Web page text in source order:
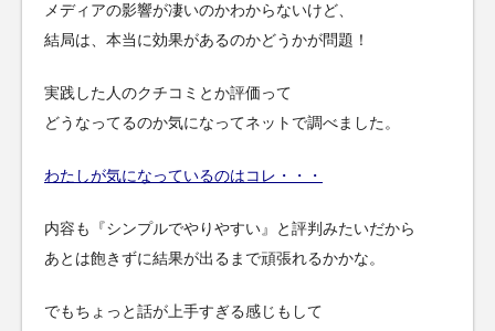
メディアの影響が凄いのかわからないけど、
結局は、本当に効果があるのかどうかが問題！
実践した人のクチコミとか評価って
どうなってるのか気になってネットで調べました。
わたしが気になっているのはコレ・・・
内容も『シンプルでやりやすい』と評判みたいだから
あとは飽きずに結果が出るまで頑張れるかかな。
でもちょっと話が上手すぎる感じもして